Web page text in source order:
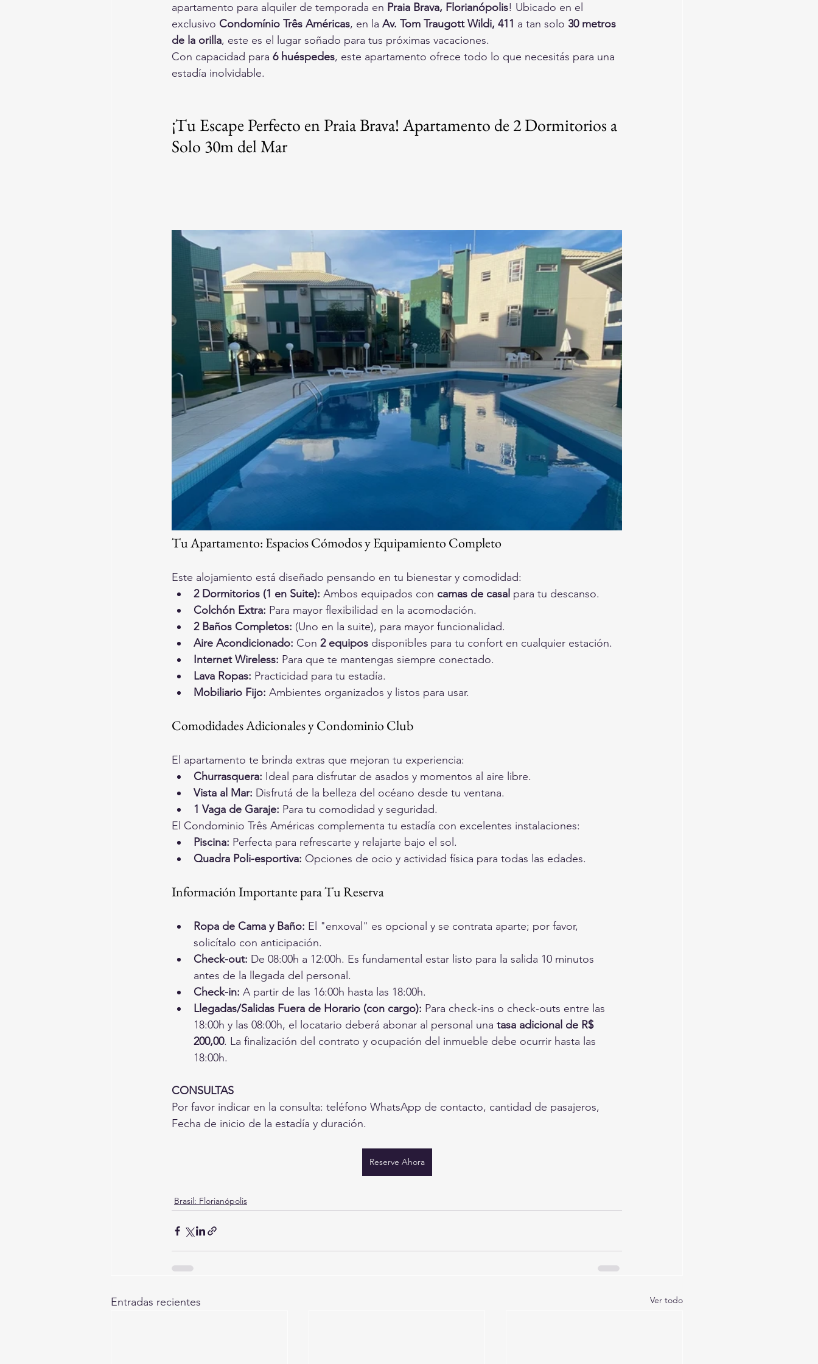
apartamento para alquiler de temporada en Praia Brava, Florianópolis! Ubicado en el
exclusivo Condomínio Três Américas, en la Av. Tom Traugott Wildi, 411 a tan solo 30 metros
de la orilla, este es el lugar soñado para tus próximas vacaciones.
Con capacidad para 6 huéspedes, este apartamento ofrece todo lo que necesitás para una
estadía inolvidable.
¡Tu Escape Perfecto en Praia Brava! Apartamento de 2 Dormitorios a
Solo 30m del Mar
Tu Apartamento: Espacios Cómodos y Equipamiento Completo
Este alojamiento está diseñado pensando en tu bienestar y comodidad:
2 Dormitorios (1 en Suite): Ambos equipados con camas de casal para tu descanso.
Colchón Extra: Para mayor flexibilidad en la acomodación.
2 Baños Completos: (Uno en la suite), para mayor funcionalidad.
Aire Acondicionado: Con 2 equipos disponibles para tu confort en cualquier estación.
Internet Wireless: Para que te mantengas siempre conectado.
Lava Ropas: Practicidad para tu estadía.
Mobiliario Fijo: Ambientes organizados y listos para usar.
Comodidades Adicionales y Condominio Club
El apartamento te brinda extras que mejoran tu experiencia:
Churrasquera: Ideal para disfrutar de asados y momentos al aire libre.
Vista al Mar: Disfrutá de la belleza del océano desde tu ventana.
1 Vaga de Garaje: Para tu comodidad y seguridad.
El Condominio Três Américas complementa tu estadía con excelentes instalaciones:
Piscina: Perfecta para refrescarte y relajarte bajo el sol.
Quadra Poli-esportiva: Opciones de ocio y actividad física para todas las edades.
Información Importante para Tu Reserva
Ropa de Cama y Baño: El "enxoval" es opcional y se contrata aparte; por favor,
solicítalo con anticipación.
Check-out: De 08:00h a 12:00h. Es fundamental estar listo para la salida 10 minutos
antes de la llegada del personal.
Check-in: A partir de las 16:00h hasta las 18:00h.
Llegadas/Salidas Fuera de Horario (con cargo): Para check-ins o check-outs entre las
18:00h y las 08:00h, el locatario deberá abonar al personal una tasa adicional de R$
200,00. La finalización del contrato y ocupación del inmueble debe ocurrir hasta las
18:00h.
CONSULTAS
Por favor indicar en la consulta: teléfono WhatsApp de contacto, cantidad de pasajeros,
Fecha de inicio de la estadía y duración.
Reserve Ahora
Brasil: Florianópolis
Entradas recientes Ver todo